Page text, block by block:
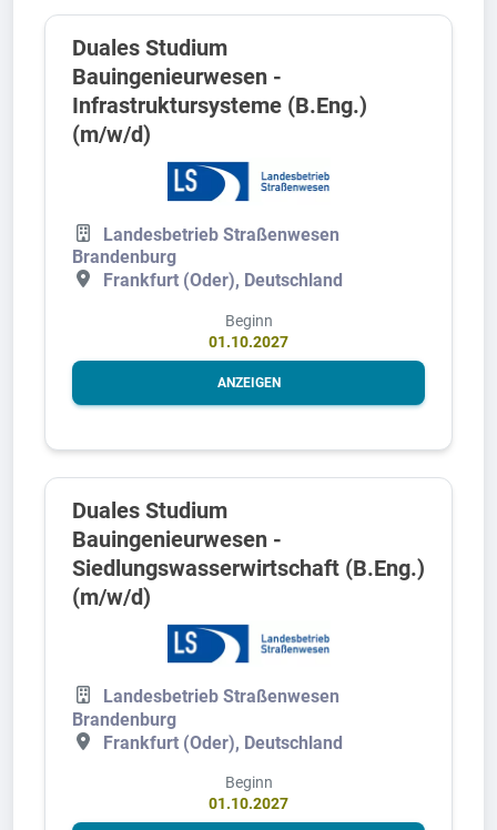
Duales Studium
Bauingenieurwesen -
Infrastruktursysteme (B.Eng.)
(m/w/d)
Landesbetrieb Straßenwesen
Brandenburg
Frankfurt (Oder), Deutschland
Beginn
01.10.2027
ANZEIGEN
Duales Studium
Bauingenieurwesen -
Siedlungswasserwirtschaft (B.Eng.)
(m/w/d)
Landesbetrieb Straßenwesen
Brandenburg
Frankfurt (Oder), Deutschland
Beginn
01.10.2027